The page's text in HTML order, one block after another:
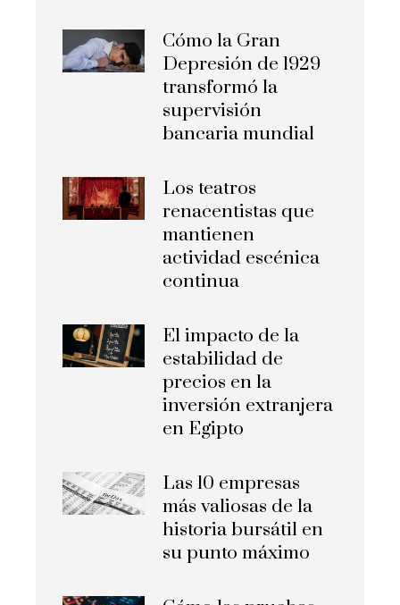
Cómo la Gran
Depresión de 1929
transformó la
supervisión
bancaria mundial
Los teatros
renacentistas que
mantienen
actividad escénica
continua
El impacto de la
estabilidad de
precios en la
inversión extranjera
en Egipto
Las 10 empresas
más valiosas de la
historia bursátil en
su punto máximo